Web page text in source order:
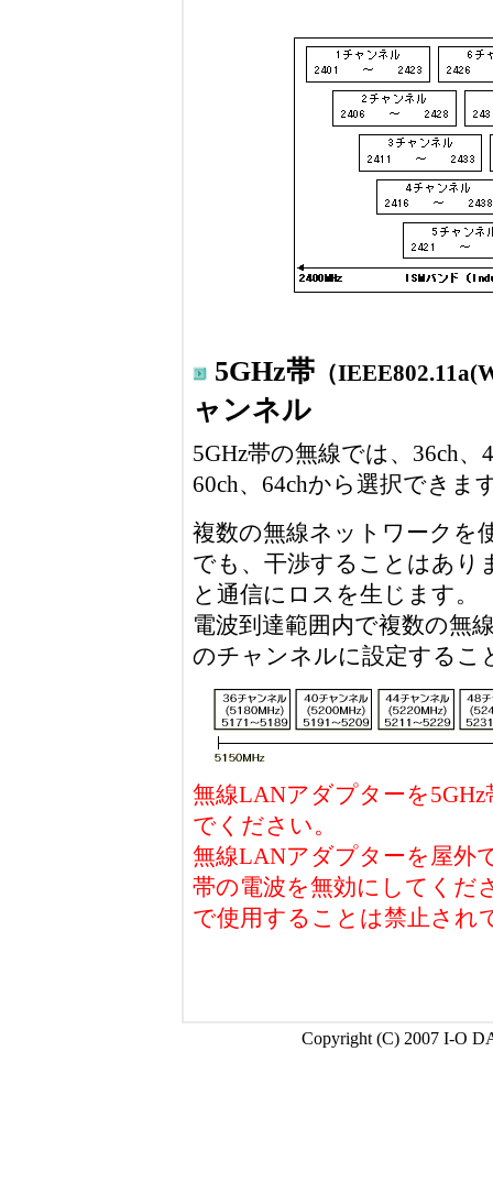
5GHz帯 （
ャンネル
5GHz帯の無線では、36ch、
60ch、64chから選択できま
複数の無線ネットワークを
でも、干渉することはあり
と通信にロスを生じます。
電波到達範囲内で複数の無
のチャンネルに設定するこ
無線LANアダプターを
でください。
無線LANアダプターを屋外
帯の電波を無効にしてくだ
で使用することは禁止され
Copyright (C) 2007 I-O